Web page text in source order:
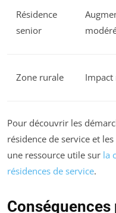
Résidence
senior
Zone rurale
Pour découvrir les
résidence de service et
une ressource utile sur la
résidences de service.